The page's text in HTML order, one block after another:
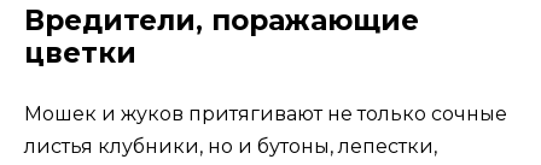
Вредители, поражающие
цветки
Мошек и жуков притягивают не только сочные
листья клубники, но и бутоны, лепестки,